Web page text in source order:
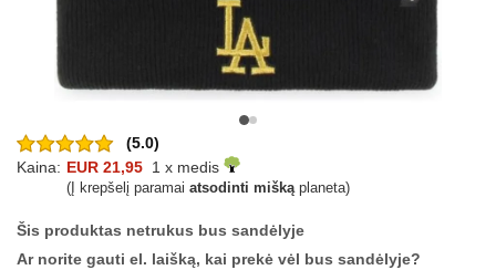
(5.0)
Kaina: EUR 21,95 1 x medis
(Į krepšelį paramai atsodinti miškąplaneta)
Šis produktas netrukus bus sandėlyje
Ar norite gauti el. laišką, kai prekė vėl bus sandėlyje?